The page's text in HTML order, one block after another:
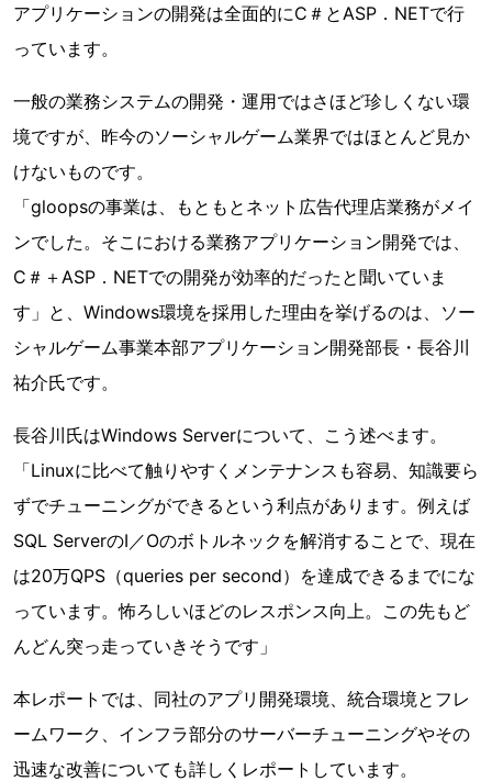
アプリケーションの開発は全面的にC＃とASP．NETで行
っています。
一般の業務システムの開発・運用ではさほど珍しくない環
境ですが、昨今のソーシャルゲーム業界ではほとんど見か
けないものです。
「gloopsの事業は、もともとネット広告代理店業務がメイ
ンでした。そこにおける業務アプリケーション開発では、
C＃＋ASP．NETでの開発が効率的だったと聞いていま
す」と、Windows環境を採用した理由を挙げるのは、ソー
シャルゲーム事業本部アプリケーション開発部長・長谷川
祐介氏です。
長谷川氏はWindows Serverについて、こう述べます。
「Linuxに比べて触りやすくメンテナンスも容易、知識要ら
ずでチューニングができるという利点があります。例えば
SQL ServerのI／Oのボトルネックを解消することで、現在
は20万QPS（queries per second）を達成できるまでにな
っています。怖ろしいほどのレスポンス向上。この先もど
んどん突っ走っていきそうです」
本レポートでは、同社のアプリ開発環境、統合環境とフレ
ームワーク、インフラ部分のサーバーチューニングやその
迅速な改善についても詳しくレポートしています。